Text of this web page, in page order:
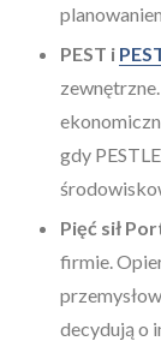
PEST i
gdy
Pięć sił
firmie.
decydują o